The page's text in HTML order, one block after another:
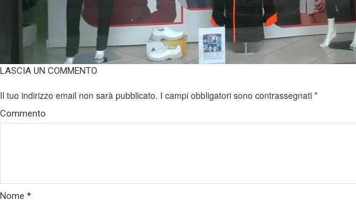
LASCIA UN COMMENTO
Il tuo indirizzo email non sarà pubblicato. I campi obbligatori sono contrassegnati *
Commento
Nome *